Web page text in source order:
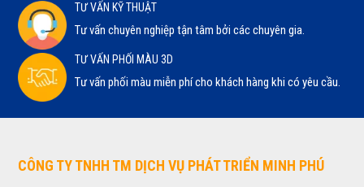
TƯ VẤN KỸ THUẬT
Tư vấn chuyên nghiệp tận tâm bởi các chuyên gia.
TƯ VẤN PHỐI MÀU 3D
Tư vấn phối màu miễn phí cho khách hàng khi có yêu cầu.
CÔNG TY TNHH TM DỊCH VỤ PHÁT TRIỂN MINH PHÚ